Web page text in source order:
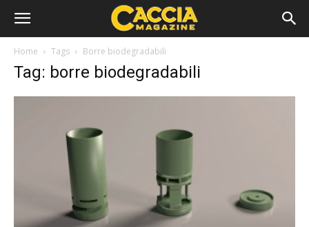
Home Tags Borre biodegradabili
Tag: borre biodegradabili